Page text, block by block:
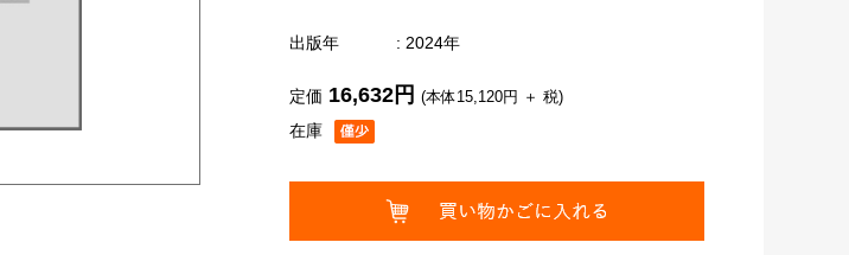
出版年 : 2024年
在庫
定価 16,632円 (本体15,120円 ＋ 税)